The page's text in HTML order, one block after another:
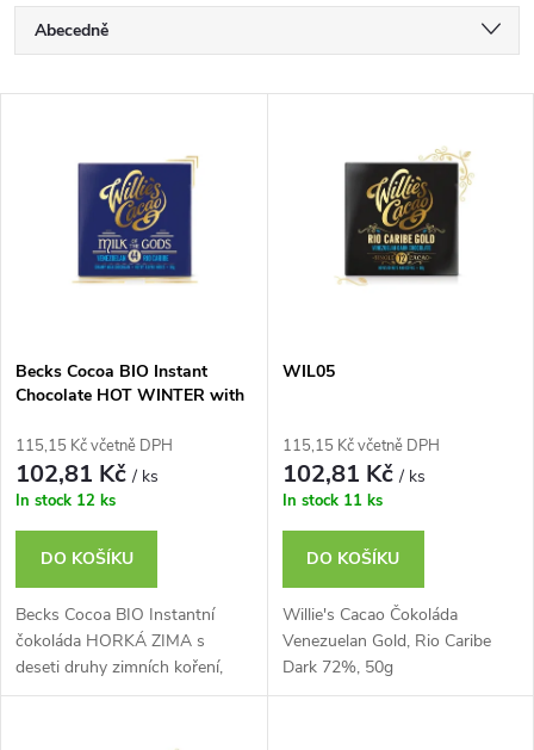
Ř
a
p
r
o
d
u
k
Abecedně
Nejprodávanější
s
p
r
o
d
u
k
Becks Cocoa BIO Instant
Chocolate HOT WINTER with
250g Tin.
115,15 Kč včetně DPH
102,81 Kč/ ks
In stock 12 ks
DO KOŠÍKU
Becks Cocoa BIO Instantní
čokoláda HORKÁ ZIMA s
deseti druhy zimních koření,
250g plechovka
WIL05
115,15 Kč včetně DPH
102,81 Kč/ ks
In stock 11 ks
DO KOŠÍKU
Willie's Cacao Čokoláda
Venezuelan Gold, Rio Caribe
Dark 72%, 50g